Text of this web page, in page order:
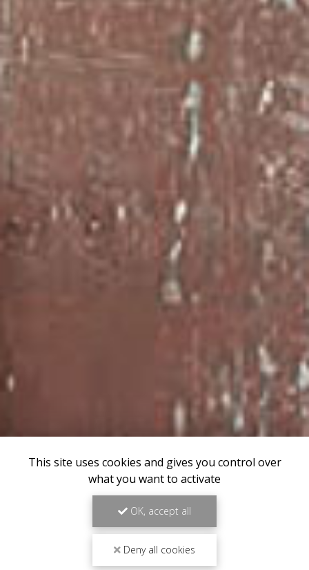
This site uses cookies and gives you control over
what you want to activate
OK, accept all
Deny all cookies